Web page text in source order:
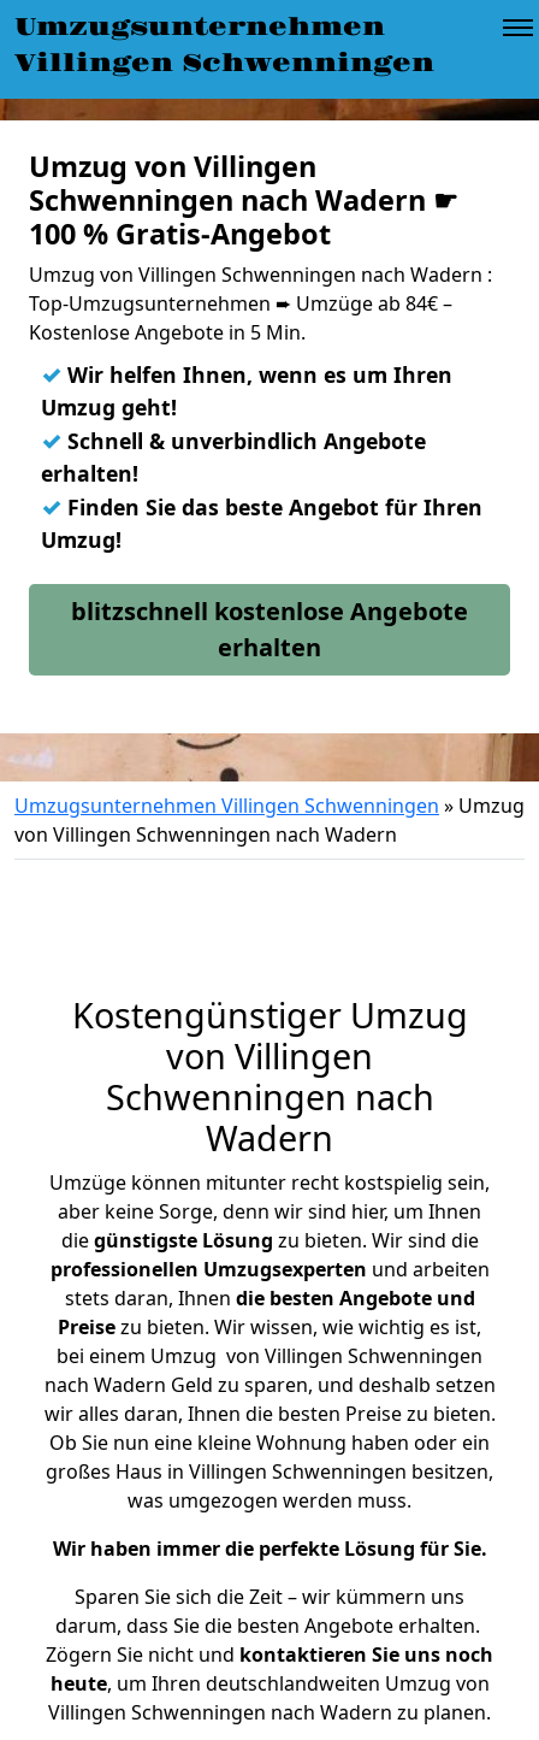
Umzugsunternehmen
Villingen Schwenningen
Umzug von Villingen
Schwenningen nach Wadern ☛
100 % Gratis-Angebot
Umzug von Villingen Schwenningen nach Wadern :
Top-Umzugsunternehmen ➨ Umzüge ab 84€ –
Kostenlose Angebote in 5 Min.
✓ Wir helfen Ihnen, wenn es um Ihren
Umzug geht!
✓ Schnell & unverbindlich Angebote
erhalten!
✓ Finden Sie das beste Angebot für Ihren
Umzug!
blitzschnell kostenlose Angebote
erhalten
Umzugsunternehmen Villingen Schwenningen » Umzug
von Villingen Schwenningen nach Wadern
Kostengünstiger Umzug
von Villingen
Schwenningen nach
Wadern
Umzüge können mitunter recht kostspielig sein,
aber keine Sorge, denn wir sind hier, um Ihnen
diegünstigste Lösung zu bieten. Wir sind die
professionellen Umzugsexperten und arbeiten
stets daran, Ihnen die besten Angebote und
Preisezu bieten. Wir wissen, wie wichtig es ist,
bei einem Umzug von Villingen Schwenningen
nach Wadern Geld zu sparen, und deshalb setzen
wir alles daran, Ihnen die besten Preise zu bieten.
Ob Sie nun eine kleine Wohnung haben oder ein
großes Haus in Villingen Schwenningen besitzen,
was umgezogen werden muss.
Wir haben immer die perfekte Lösung für Sie.
Sparen Sie sich die Zeit – wir kümmern uns
darum, dass Sie die besten Angebote erhalten.
Zögern Sie nicht und kontaktieren Sie uns noch
heute, um Ihren deutschlandweiten Umzug von
Villingen Schwenningen nach Wadern zu planen.